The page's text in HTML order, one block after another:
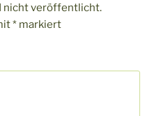
nicht veröffentlicht.
* markiert